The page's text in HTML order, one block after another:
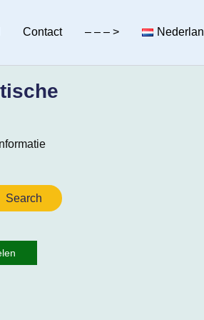
Contact – – – >
Search